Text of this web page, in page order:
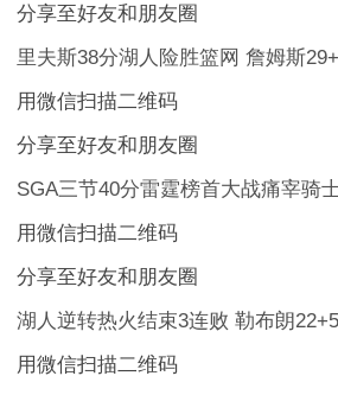
分享至好友和朋友圈
里夫斯38分湖人险胜篮网 詹姆斯
用微信扫描二维码
分享至好友和朋友圈
SGA三节40分雷霆榜首大战痛宰骑
用微信扫描二维码
分享至好友和朋友圈
湖人逆转热火结束3连败 勒布朗
用微信扫描二维码